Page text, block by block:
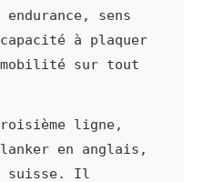
sens
à plaquer
sur tout
ligne,
en anglais,
suisse. Il